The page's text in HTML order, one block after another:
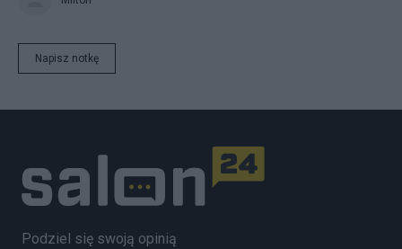
Napisz notkę
Podziel się swoją opinią